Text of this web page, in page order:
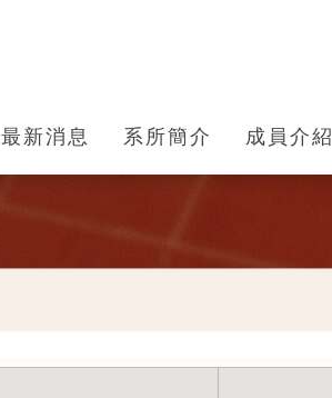
最新消息 系所簡介 成員介紹